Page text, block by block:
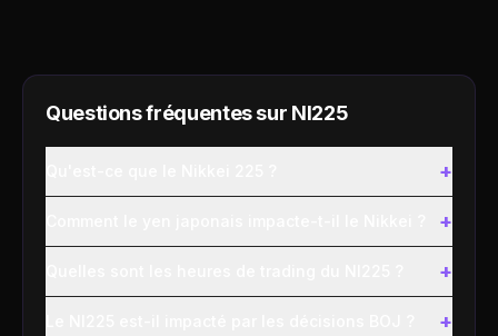
Questions fréquentes sur NI225
+
+
+
+